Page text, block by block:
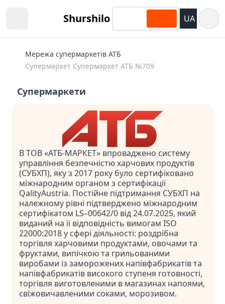
Shurshilo UA
Мережа супермаркетів АТБ
Супермаркет Супермаркет АТБ №709
Супермаркети
В ТОВ «АТБ-МАРКЕТ» впроваджено систему
управління безпечністю харчових продуктів
(СУБХП), яку з 2017 року було сертифіковано
міжнародним органом з сертифікації
QalityAustria. Постійне підтримання СУБХП на
належному рівні підтверджено міжнародним
сертифікатом LS–00642/0 від 24.07.2025, який
виданий на її відповідність вимогам ISO
22000:2018 у сфері діяльності: роздрібна
торгівля харчовими продуктами, овочами та
фруктами, випічкою та грильованими
виробами із заморожених напівфабрикатів та
напівфабрикатів високого ступеня готовності,
торгівля виготовленими в магазинах напоями,
свіжовичавленими соками, морозивом.